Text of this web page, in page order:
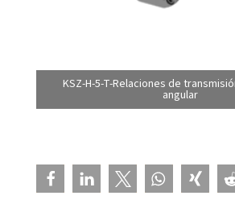
KSZ-H-5-T-Relaciones de
angular